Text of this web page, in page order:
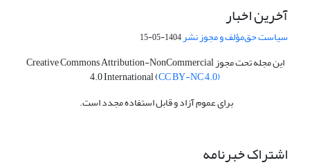
آخرین اخبار
سیاست حق‌مؤلف و مجوز نشر1404-05-15
این مجله تحت مجوز Creative Commons Attribution-NonCommercial
4.0 International (CC BY-NC 4.0)
برای عموم آزاد و قابل استفاده مجدد است.
اشتراک خبرنامه